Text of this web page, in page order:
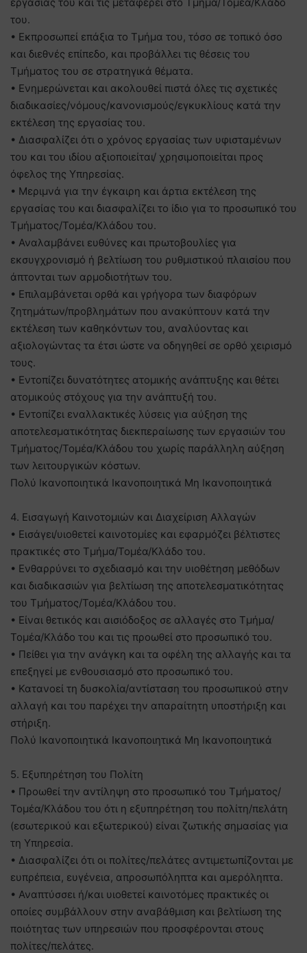
του.
• Εκπροσωπεί επάξια το Τμήμα του, τόσο σε τοπικό όσο
και διεθνές επίπεδο, και προβάλλει τις θέσεις του
Τμήματος του σε στρατηγικά θέματα.
• Ενημερώνεται και ακολουθεί πιστά όλες τις σχετικές
διαδικασίες/νόμους/κανονισμούς/εγκυκλίους κατά την
εκτέλεση της εργασίας του.
• Διασφαλίζει ότι ο χρόνος εργασίας των υφισταμένων
του και του ιδίου αξιοποιείται/ χρησιμοποιείται προς
όφελος της Υπηρεσίας.
• Μεριμνά για την έγκαιρη και άρτια εκτέλεση της
εργασίας του και διασφαλίζει το ίδιο για το προσωπικό του
Τμήματος/Τομέα/Κλάδου του.
• Αναλαμβάνει ευθύνες και πρωτοβουλίες για
εκσυγχρονισμό ή βελτίωση του ρυθμιστικού πλαισίου που
άπτονται των αρμοδιοτήτων του.
• Επιλαμβάνεται ορθά και γρήγορα των διαφόρων
ζητημάτων/προβλημάτων που ανακύπτουν κατά την
εκτέλεση των καθηκόντων του, αναλύοντας και
αξιολογώντας τα έτσι ώστε να οδηγηθεί σε ορθό χειρισμό
τους.
• Εντοπίζει δυνατότητες ατομικής ανάπτυξης και θέτει
ατομικούς στόχους για την ανάπτυξή του.
• Εντοπίζει εναλλακτικές λύσεις για αύξηση της
αποτελεσματικότητας διεκπεραίωσης των εργασιών του
Τμήματος/Τομέα/Κλάδου του χωρίς παράλληλη αύξηση
των λειτουργικών κόστων.
Πολύ Ικανοποιητικά Ικανοποιητικά Μη Ικανοποιητικά
4. Εισαγωγή Καινοτομιών και Διαχείριση Αλλαγών
• Εισάγει/υιοθετεί καινοτομίες και εφαρμόζει βέλτιστες
πρακτικές στο Τμήμα/Τομέα/Κλάδο του.
• Ενθαρρύνει το σχεδιασμό και την υιοθέτηση μεθόδων
και διαδικασιών για βελτίωση της αποτελεσματικότητας
του Τμήματος/Τομέα/Κλάδου του.
• Είναι θετικός και αισιόδοξος σε αλλαγές στο Τμήμα/
Τομέα/Κλάδο του και τις προωθεί στο προσωπικό του.
• Πείθει για την ανάγκη και τα οφέλη της αλλαγής και τα
επεξηγεί με ενθουσιασμό στο προσωπικό του.
• Κατανοεί τη δυσκολία/αντίσταση του προσωπικού στην
αλλαγή και του παρέχει την απαραίτητη υποστήριξη και
στήριξη.
Πολύ Ικανοποιητικά Ικανοποιητικά Μη Ικανοποιητικά
5. Εξυπηρέτηση του Πολίτη
• Προωθεί την αντίληψη στο προσωπικό του Τμήματος/
Τομέα/Κλάδου του ότι η εξυπηρέτηση του πολίτη/πελάτη
(εσωτερικού και εξωτερικού) είναι ζωτικής σημασίας για
τη Υπηρεσία.
• Διασφαλίζει ότι οι πολίτες/πελάτες αντιμετωπίζονται με
ευπρέπεια, ευγένεια, απροσωπόληπτα και αμερόληπτα.
• Αναπτύσσει ή/και υιοθετεί καινοτόμες πρακτικές οι
οποίες συμβάλλουν στην αναβάθμιση και βελτίωση της
ποιότητας των υπηρεσιών που προσφέρονται στους
πολίτες/πελάτες.